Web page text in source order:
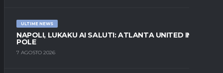
ULTIME NEWS
NAPOLI, LUKAKU AI SALUTI: ATLANTA UNITED IN
POLE
7 AGOSTO 2026